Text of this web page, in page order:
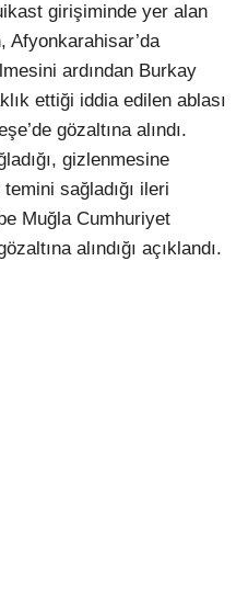
girişiminde yer alan
Afyonkarahisar’da
ardından Burkay
ettiği iddia edilen ablası
gözaltına alındı.
gizlenmesine
sağladığı ileri
Muğla Cumhuriyet
alındığı açıklandı.